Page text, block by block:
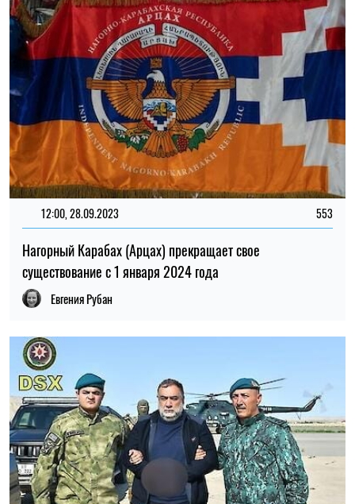
12:00, 28.09.2023 553
Нагорный Карабах (Арцах) прекращает свое
существование с 1 января 2024 года
Евгения Рубан